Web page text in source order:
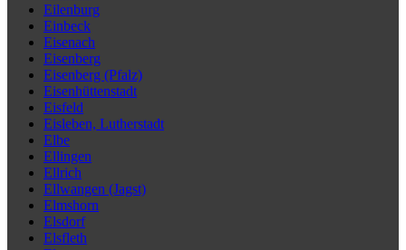
Eilenburg
Einbeck
Eisenach
Eisenberg
Eisenberg (Pfalz)
Eisenhüttenstadt
Eisfeld
Eisleben, Lutherstadt
Elbe
Ellingen
Ellrich
Ellwangen (Jagst)
Elmshorn
Elsdorf
Elsfleth